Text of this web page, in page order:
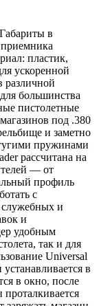
в
пластик,
ускоренной
различной
большинства
пистолетные
под .380
и заметно
пружинами
рассчитана на
— от
профиль
с
и
и
удобным
так и для
Universal
в
в окно, после